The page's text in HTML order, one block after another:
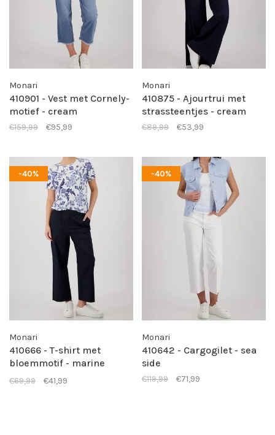
Monari
410901 - Vest met Cornely-
motief - cream
€159,99 €95,99
Monari
410875 - Ajourtrui met
strassteentjes - cream
€89,99 €53,99
-40%
Monari
410666 - T-shirt met
bloemmotif - marine
pattern
€69,99 €41,99
-40%
Monari
410642 - Cargogilet - sea
side
€119,99 €71,99